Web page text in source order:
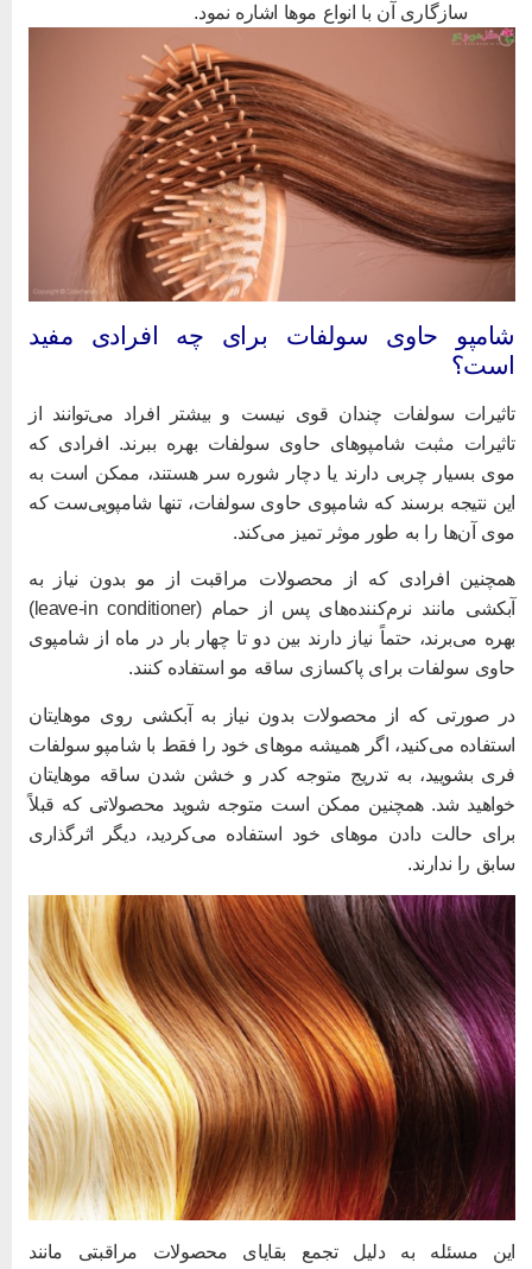
سازگاری آن با انواع موها اشاره نمود.
حاوی سولفات برای چه افرادی مفید
سولفات چندان قوی نیست و بیشتر افراد می‌توانند از
مثبت شامپوهای حاوی سولفات بهره ببرند. افرادی که
بسیار چربی دارند یا دچار شوره سر هستند، ممکن است به
نتیجه برسند که شامپوی حاوی سولفات، تنها شامپویی‌ست که
آن‌ها را به طور موثر تمیز می‌کند.
افرادی که از محصولات مراقبت از مو بدون نیاز به
آبکشی مانند نرم‌کننده‌های پس از حمام (leave-in conditioner)
می‌برند، حتماً نیاز دارند بین دو تا چهار بار در ماه از شامپوی
سولفات برای پاکسازی ساقه مو استفاده کنند.
صورتی که از محصولات بدون نیاز به آبکشی روی موهایتان
می‌کنید، اگر همیشه موهای خود را فقط با شامپو سولفات
بشویید، به تدریج متوجه کدر و خشن شدن ساقه موهایتان
شد. همچنین ممکن است متوجه شوید محصولاتی که قبلاً
حالت دادن موهای خود استفاده می‌کردید، دیگر اثرگذاری
را ندارند.
مسئله به دلیل تجمع بقایای محصولات مراقبتی مانند